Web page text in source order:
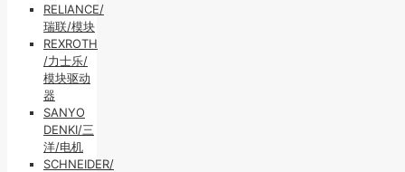
RELIANCE/
瑞联/模块
REXROTH
/力士乐/
模块驱动
器
SANYO
DENKI/三
洋/电机
SCHNEIDER/